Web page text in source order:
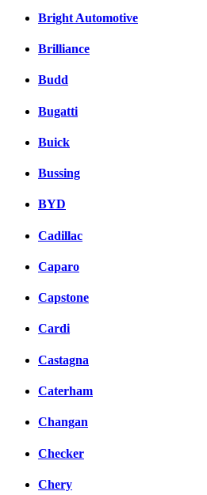
Bright Automotive
Brilliance
Budd
Bugatti
Buick
Bussing
BYD
Cadillac
Caparo
Capstone
Cardi
Castagna
Caterham
Changan
Checker
Chery